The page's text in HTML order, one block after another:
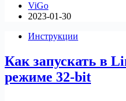
возможности
для
и
поддерживает
32-
ViGo
2023-01-30
Инструкции
Как запускать в
режиме 32-bit